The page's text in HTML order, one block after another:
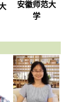
安徽师范大
学